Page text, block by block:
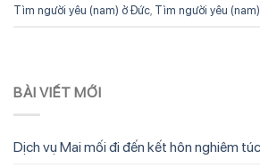
Tìm người yêu (nam) ở Đức Tìm người yêu
BÀI VIẾT MỚI
Dịch vụ Mai mối đi đến kết hôn nghiêm túc